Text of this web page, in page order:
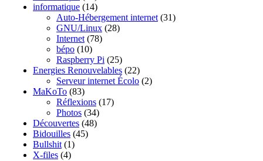
informatique (14)
Auto-Hébergement internet (31)
GNU/Linux (28)
Internet (78)
bépo (10)
Raspberry Pi (25)
Energies Renouvelables (22)
Serveur internet Écolo (2)
MaKoTo (83)
Réflexions (17)
Photos (34)
Découvertes (48)
Bidouilles (45)
Bullshit (1)
X-files (4)